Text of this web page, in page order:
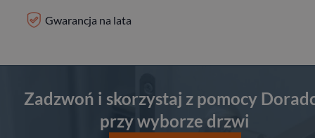
Gwarancja na lata
Zadzwoń i skorzystaj z pomocy
przy wyborze drzwi